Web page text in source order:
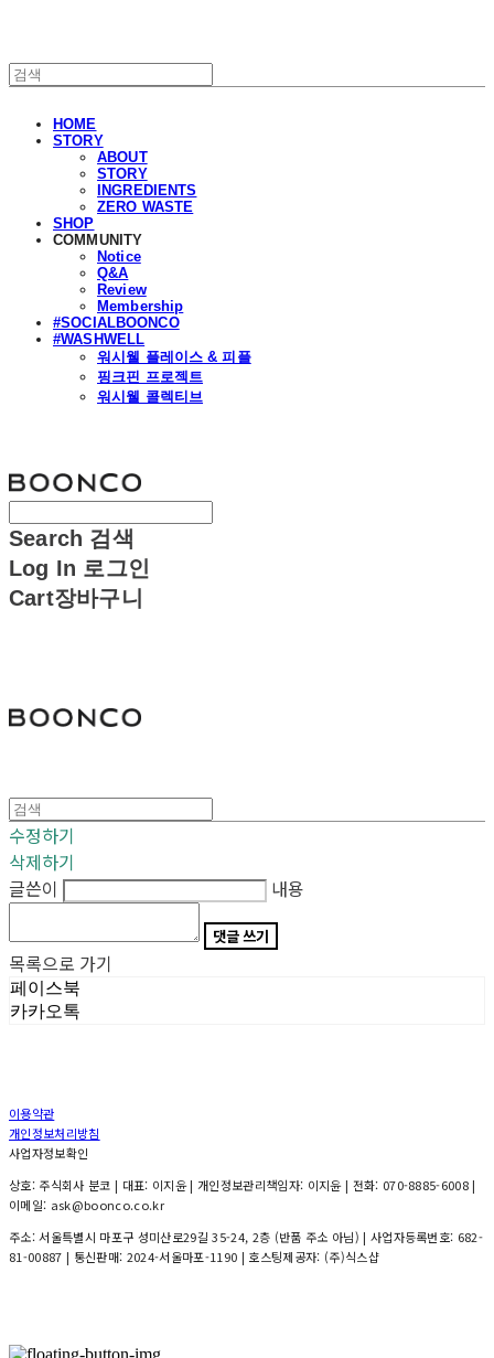
HOME
STORY
ABOUT
STORY
INGREDIENTS
ZERO WASTE
SHOP
COMMUNITY
Notice
Q&A
Review
Membership
#SOCIALBOONCO
#WASHWELL
워시웰 플레이스 & 피플
핑크핀 프로젝트
워시웰 콜렉티브
Search 검색
Log In 로그인
Cart장바구니
수정하기
삭제하기
글쓴이
내용
댓글 쓰기
목록으로 가기
페이스북
카카오톡
이용약관
개인정보처리방침
사업자정보확인
상호: 주식회사 분코 | 대표: 이지윤 | 개인정보관리책임자: 이지윤 | 전화: 070-8885-6008 |
이메일: ask@boonco.co.kr
주소: 서울특별시 마포구 성미산로29길 35-24, 2층 (반품 주소 아님) | 사업자등록번호: 682-
81-00887 | 통신판매: 2024-서울마포-1190 | 호스팅제공자: (주)식스샵